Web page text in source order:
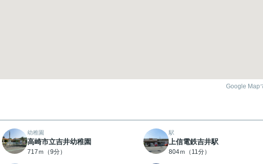
Google Map
幼稚園
高崎市立吉井幼稚園
717ｍ（9分）
駅
上信電鉄吉井駅
804ｍ（11分）